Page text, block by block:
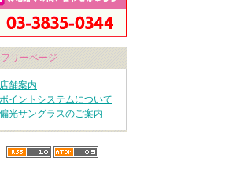
リーページ
店舗案内
ポイントシステムについて
偏光サングラスのご案内